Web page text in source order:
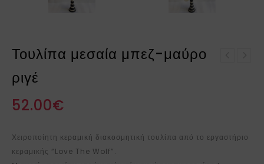
Τουλίπα μεσαία μπεζ-μαύρο
ριγέ
52.00€
Χειροποίητη κεραμική διακοσμητική τουλίπα από το εργαστήριο
κεραμικής “Love The Wolf”.